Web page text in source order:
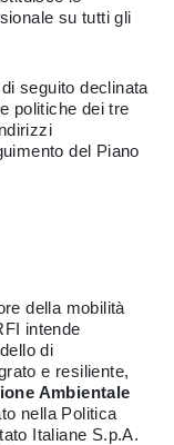
su tutti gli
seguito declinata
politiche dei tre
del Piano
della mobilità
intende
di
e resiliente,
Ambientale
nella Politica
Italiane S.p.A.